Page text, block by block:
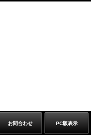
お問合わせ PC版表示